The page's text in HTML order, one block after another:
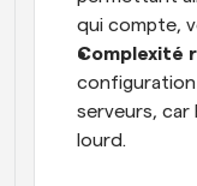
qui compte,
Complexité
configuration
serveurs, car
lourd.